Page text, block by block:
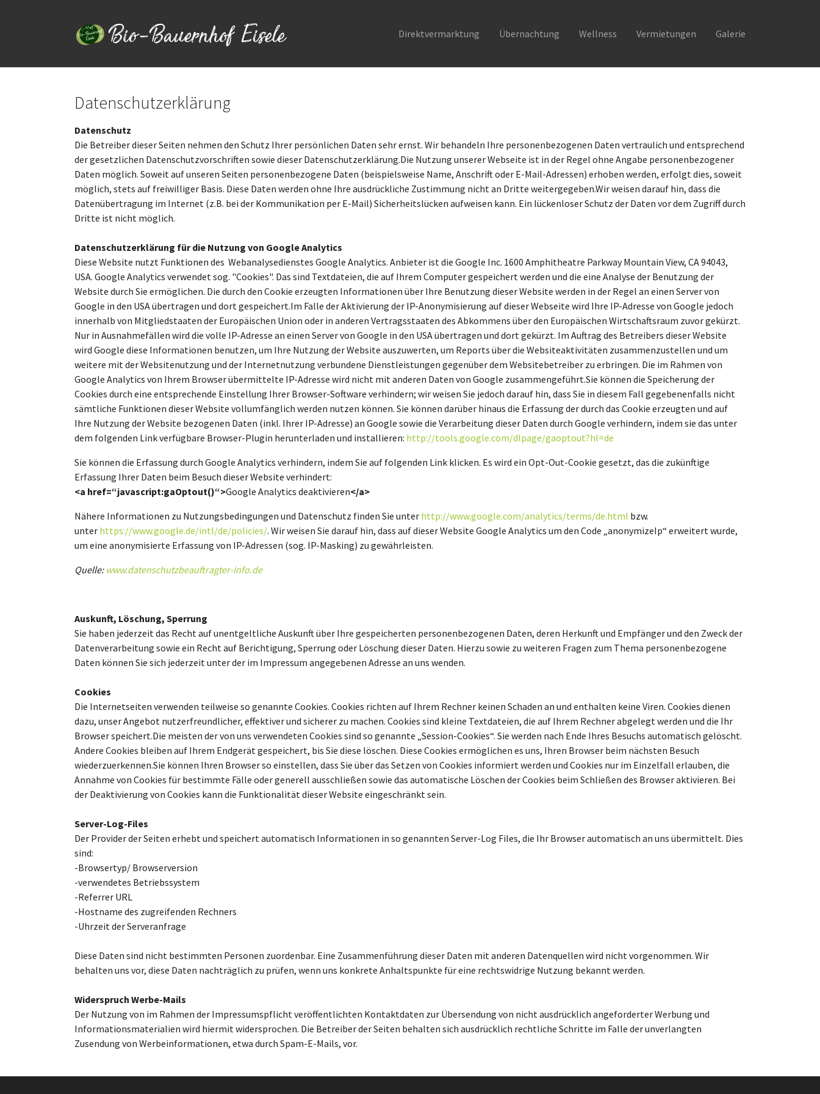
Direktvermarktung Übernachtung Wellness Vermietungen Galerie
Datenschutzerklärung
Datenschutz
Die Betreiber dieser Seiten nehmen den Schutz Ihrer persönlichen Daten sehr ernst. Wir behandeln Ihre personenbezogenen Daten vertraulich und entsprechend
der gesetzlichen Datenschutzvorschriften sowie dieser Datenschutzerklärung.Die Nutzung unserer Webseite ist in der Regel ohne Angabe personenbezogener
Daten möglich. Soweit auf unseren Seiten personenbezogene Daten (beispielsweise Name, Anschrift oder E-Mail-Adressen) erhoben werden, erfolgt dies, soweit
möglich, stets auf freiwilliger Basis. Diese Daten werden ohne Ihre ausdrückliche Zustimmung nicht an Dritte weitergegeben.Wir weisen darauf hin, dass die
Datenübertragung im Internet (z.B. bei der Kommunikation per E-Mail) Sicherheitslücken aufweisen kann. Ein lückenloser Schutz der Daten vor dem Zugriff durch
Dritte ist nicht möglich.
Datenschutzerklärung für die Nutzung von Google Analytics
Diese Website nutzt Funktionen des Webanalysedienstes Google Analytics. Anbieter ist die Google Inc. 1600 Amphitheatre Parkway Mountain View, CA 94043,
USA. Google Analytics verwendet sog. "Cookies". Das sind Textdateien, die auf Ihrem Computer gespeichert werden und die eine Analyse der Benutzung der
Website durch Sie ermöglichen. Die durch den Cookie erzeugten Informationen über Ihre Benutzung dieser Website werden in der Regel an einen Server von
Google in den USA übertragen und dort gespeichert.Im Falle der Aktivierung der IP-Anonymisierung auf dieser Webseite wird Ihre IP-Adresse von Google jedoch
innerhalb von Mitgliedstaaten der Europäischen Union oder in anderen Vertragsstaaten des Abkommens über den Europäischen Wirtschaftsraum zuvor gekürzt.
Nur in Ausnahmefällen wird die volle IP-Adresse an einen Server von Google in den USA übertragen und dort gekürzt. Im Auftrag des Betreibers dieser Website
wird Google diese Informationen benutzen, um Ihre Nutzung der Website auszuwerten, um Reports über die Websiteaktivitäten zusammenzustellen und um
weitere mit der Websitenutzung und der Internetnutzung verbundene Dienstleistungen gegenüber dem Websitebetreiber zu erbringen. Die im Rahmen von
Google Analytics von Ihrem Browser übermittelte IP-Adresse wird nicht mit anderen Daten von Google zusammengeführt.Sie können die Speicherung der
Cookies durch eine entsprechende Einstellung Ihrer Browser-Software verhindern; wir weisen Sie jedoch darauf hin, dass Sie in diesem Fall gegebenenfalls nicht
sämtliche Funktionen dieser Website vollumfänglich werden nutzen können. Sie können darüber hinaus die Erfassung der durch das Cookie erzeugten und auf
Ihre Nutzung der Website bezogenen Daten (inkl. Ihrer IP-Adresse) an Google sowie die Verarbeitung dieser Daten durch Google verhindern, indem sie das unter
dem folgenden Link verfügbare Browser-Plugin herunterladen und installieren: http://tools.google.com/dlpage/gaoptout?hl=de
Sie können die Erfassung durch Google Analytics verhindern, indem Sie auf folgenden Link klicken. Es wird ein Opt-Out-Cookie gesetzt, das die zukünftige
Erfassung Ihrer Daten beim Besuch dieser Website verhindert:
<a href=“javascript:gaOptout()“>Google Analytics deaktivieren</a>
Nähere Informationen zu Nutzungsbedingungen und Datenschutz finden Sie unter http://www.google.com/analytics/terms/de.html bzw.
unter https://www.google.de/intl/de/policies/. Wir weisen Sie darauf hin, dass auf dieser Website Google Analytics um den Code „anonymizeIp“ erweitert wurde,
um eine anonymisierte Erfassung von IP-Adressen (sog. IP-Masking) zu gewährleisten.
Quelle: www.datenschutzbeauftragter-info.de
Auskunft, Löschung, Sperrung
Sie haben jederzeit das Recht auf unentgeltliche Auskunft über Ihre gespeicherten personenbezogenen Daten, deren Herkunft und Empfänger und den Zweck der
Datenverarbeitung sowie ein Recht auf Berichtigung, Sperrung oder Löschung dieser Daten. Hierzu sowie zu weiteren Fragen zum Thema personenbezogene
Daten können Sie sich jederzeit unter der im Impressum angegebenen Adresse an uns wenden.
Cookies
Die Internetseiten verwenden teilweise so genannte Cookies. Cookies richten auf Ihrem Rechner keinen Schaden an und enthalten keine Viren. Cookies dienen
dazu, unser Angebot nutzerfreundlicher, effektiver und sicherer zu machen. Cookies sind kleine Textdateien, die auf Ihrem Rechner abgelegt werden und die Ihr
Browser speichert.Die meisten der von uns verwendeten Cookies sind so genannte „Session-Cookies“. Sie werden nach Ende Ihres Besuchs automatisch gelöscht.
Andere Cookies bleiben auf Ihrem Endgerät gespeichert, bis Sie diese löschen. Diese Cookies ermöglichen es uns, Ihren Browser beim nächsten Besuch
wiederzuerkennen.Sie können Ihren Browser so einstellen, dass Sie über das Setzen von Cookies informiert werden und Cookies nur im Einzelfall erlauben, die
Annahme von Cookies für bestimmte Fälle oder generell ausschließen sowie das automatische Löschen der Cookies beim Schließen des Browser aktivieren. Bei
der Deaktivierung von Cookies kann die Funktionalität dieser Website eingeschränkt sein.
Server-Log-Files
Der Provider der Seiten erhebt und speichert automatisch Informationen in so genannten Server-Log Files, die Ihr Browser automatisch an uns übermittelt. Dies
sind:
-Browsertyp/ Browserversion
-verwendetes Betriebssystem
-Referrer URL
-Hostname des zugreifenden Rechners
-Uhrzeit der Serveranfrage
Diese Daten sind nicht bestimmten Personen zuordenbar. Eine Zusammenführung dieser Daten mit anderen Datenquellen wird nicht vorgenommen. Wir
behalten uns vor, diese Daten nachträglich zu prüfen, wenn uns konkrete Anhaltspunkte für eine rechtswidrige Nutzung bekannt werden.
Widerspruch Werbe-Mails
Der Nutzung von im Rahmen der Impressumspflicht veröffentlichten Kontaktdaten zur Übersendung von nicht ausdrücklich angeforderter Werbung und
Informationsmaterialien wird hiermit widersprochen. Die Betreiber der Seiten behalten sich ausdrücklich rechtliche Schritte im Falle der unverlangten
Zusendung von Werbeinformationen, etwa durch Spam-E-Mails, vor.